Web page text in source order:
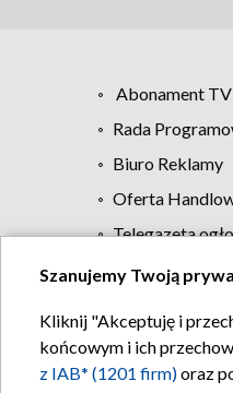
Abonament
Rada
Biuro Reklamy
Oferta
Telegazeta
Szanujemy Twoją
Kliknij "Akceptuję i
końcowym i ich
z IAB* (1201 firm)oraz